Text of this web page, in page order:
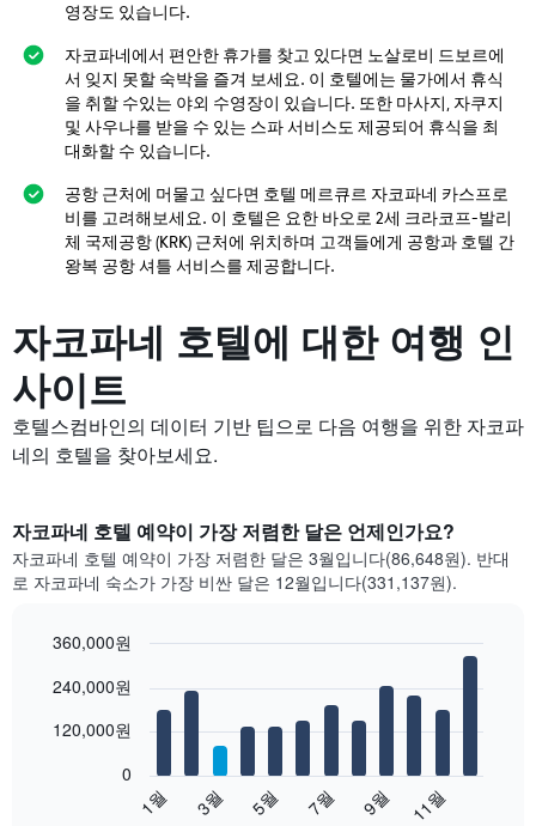
영장도 있습니다.
자코파네에서 편안한 휴가를 찾고 있다면 노살로비 드보르에
서 잊지 못할 숙박을 즐겨 보세요. 이 호텔에는 물가에서 휴식
을 취할 수있는 야외 수영장이 있습니다. 또한 마사지, 자쿠지
및 사우나를 받을 수 있는 스파 서비스도 제공되어 휴식을 최
대화할 수 있습니다.
공항 근처에 머물고 싶다면 호텔 메르큐르 자코파네 카스프로
비를 고려해보세요. 이 호텔은 요한 바오로 2세 크라코프-발리
체 국제공항 (KRK) 근처에 위치하며 고객들에게 공항과 호텔 간
왕복 공항 셔틀 서비스를 제공합니다.
자코파네 호텔에 대한 여행 인
사이트
호텔스컴바인의 데이터 기반 팁으로 다음 여행을 위한 자코파
네의 호텔을 찾아보세요.
자코파네 호텔 예약이 가장 저렴한 달은 언제인가요?
자코파네 호텔 예약이 가장 저렴한 달은 3월입니다(86,648원). 반대
로 자코파네 숙소가 가장 비싼 달은 12월입니다(331,137원).
chart
12
graphic.
1월 3월 5월 7월 9월 11월
0
120,000원
240,000원
360,000원